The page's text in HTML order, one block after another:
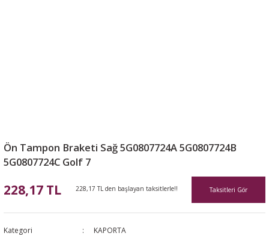
Ön Tampon Braketi Sağ 5G0807724A 5G0807724B
5G0807724C Golf 7
228,17 TL 228,17 TL den başlayan taksitlerle!! Taksitleri Gör
Kategori
KAPORTA